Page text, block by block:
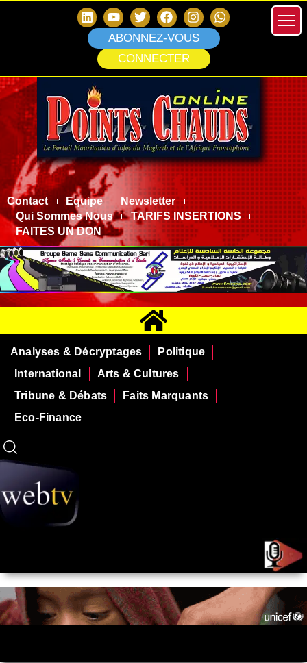
ABONNEZ-VOUS
CONNECTER
Contact Equipe
Newsletter
Qui Sommes Nous
TARIFS INSERTIONS
FAITES UN DON
Analyses & Décryptages
Politique
International
Arts & Cultures
Tribune & Débats
Faits Marquants
Eco-Finance